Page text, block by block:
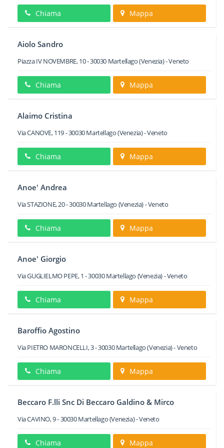
Chiama Mappa
Aiolo Sandro
Piazza IV NOVEMBRE, 10-30030 Martellago(Venezia) -Veneto
Chiama Mappa
Alaimo Cristina
Via CANOVE, 119-30030Martellago(Venezia) -Veneto
Chiama Mappa
Anoe' Andrea
Via STAZIONE, 20-30030Martellago (Venezia) -Veneto
Chiama Mappa
Anoe' Giorgio
Via GUGLIELMO PEPE, 1 -30030Martellago (Venezia) -Veneto
Chiama Mappa
Baroffio Agostino
Via PIETRO MARONCELLI, 3-30030 Martellago(Venezia) -Veneto
Chiama Mappa
Beccaro F.lli Snc Di Beccaro Galdino & Mirco
Via CAVINO, 9-30030Martellago(Venezia) -Veneto
Chiama Mappa